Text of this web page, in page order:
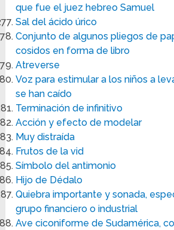
que fue el juez hebreo Samuel
Sal del ácido úrico
Conjunto de algunos pliegos de
cosidos en forma de libro
Atreverse
Voz para estimular a los niños a
se han caído
Terminación de infinitivo
Acción y efecto de modelar
Muy distraída
Frutos de la vid
Símbolo del antimonio
Hijo de Dédalo
Quiebra importante y sonada,
grupo financiero o industrial
Ave ciconiforme de Sudamérica,